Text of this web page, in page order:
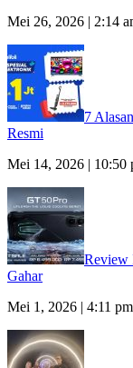
Mei 26, 2026 | 2:14
7
Resmi
Mei 14, 2026 | 10:50
Review
Gahar
Mei 1, 2026 | 4:11